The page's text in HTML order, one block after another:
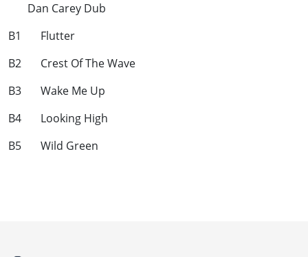
Dan Carey Dub
B1 Flutter
B2 Crest Of The Wave
B3 Wake Me Up
B4 Looking High
B5 Wild Green